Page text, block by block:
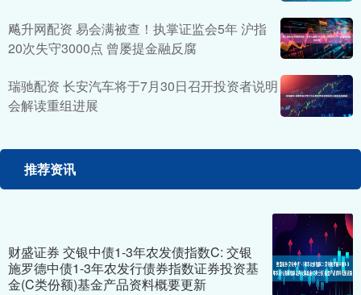
飚升网配资 易会满被查！执掌证监会5年 沪指
20次失守3000点 曾屡提金融反腐
瑞驰配资 长安汽车将于7月30日召开投资者说明
会解读重组进展
推荐资讯
财盛证券 交银中债1-3年农发债指数C: 交银
施罗德中债1-3年农发行债券指数证券投资基
金(C类份额)基金产品资料概要更新